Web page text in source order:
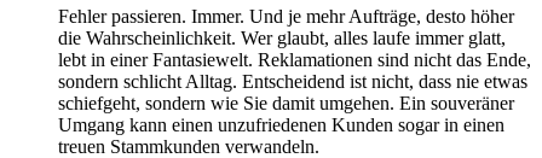
Fehler passieren. Immer. Und je mehr Aufträge, desto höher
die Wahrscheinlichkeit. Wer glaubt, alles laufe immer glatt,
lebt in einer Fantasiewelt. Reklamationen sind nicht das Ende,
sondern schlicht Alltag. Entscheidend ist nicht, dass nie etwas
schiefgeht, sondern wie Sie damit umgehen. Ein souveräner
Umgang kann einen unzufriedenen Kunden sogar in einen
treuen Stammkunden verwandeln.